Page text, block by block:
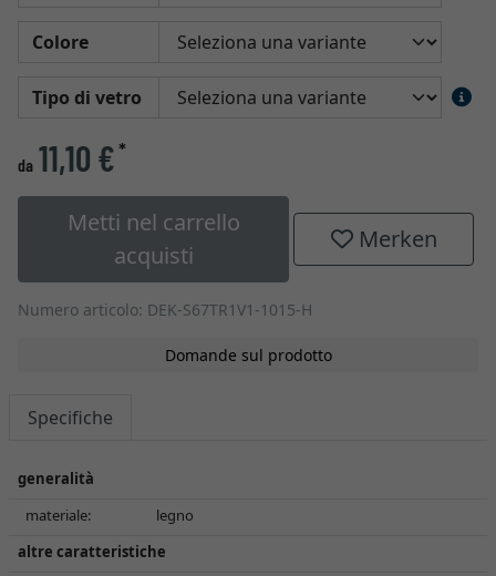
Colore
Tipo di vetro
da 11,10 €*
Metti nel carrello
acquisti
Merken
Numero articolo: DEK-S67TR1V1-1015-H
Domande sul prodotto
Specifiche
generalità
materiale:
legno
altre caratteristiche